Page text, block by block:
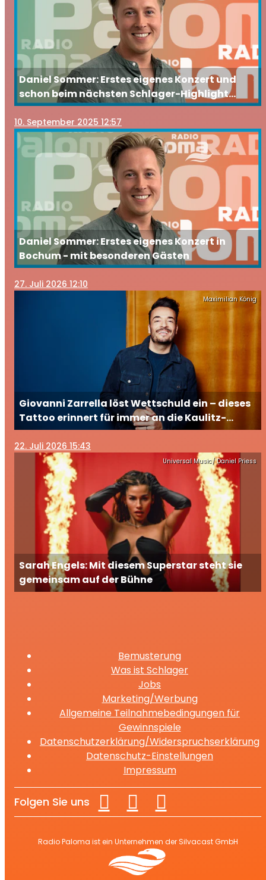
Daniel Sommer: Erstes eigenes Konzert und
schon beim nächsten Schlager-Highlight
dabei
10. September 2025 12:57
Daniel Sommer: Erstes eigenes Konzert in
Bochum - mit besonderen Gästen
27. Juli 2026 12:10
Maximilian König
Giovanni Zarrella löst Wettschuld ein – dieses
Tattoo erinnert für immer an die Kaulitz-
Brüder
22. Juli 2026 15:43
Universal Music/ Daniel Priess
Sarah Engels: Mit diesem Superstar steht sie
gemeinsam auf der Bühne
Bemusterung
Was ist Schlager
Jobs
Marketing/Werbung
Allgemeine Teilnahmebedingungen für
Gewinnspiele
Datenschutzerklärung/Widerspruchserklärung
Datenschutz-Einstellungen
Impressum
Folgen Sie uns
Radio Paloma ist ein Unternehmen der Silvacast GmbH